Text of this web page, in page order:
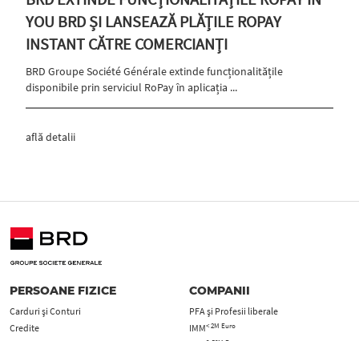
YOU BRD ȘI LANSEAZĂ PLĂȚILE ROPAY
INSTANT CĂTRE COMERCIANȚI
BRD Groupe Société Générale extinde funcționalitățile
disponibile prin serviciul RoPay în aplicația ...
află detalii
PERSOANE FIZICE
Carduri şi Conturi
Credite
COMPANII
PFA şi Profesii liberale
IMM< 2M Euro